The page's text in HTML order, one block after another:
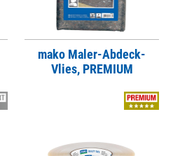
mako Maler-Abdeck-
Vlies, PREMIUM